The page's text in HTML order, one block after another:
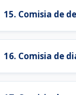
15. Comisia de
16. Comisia de